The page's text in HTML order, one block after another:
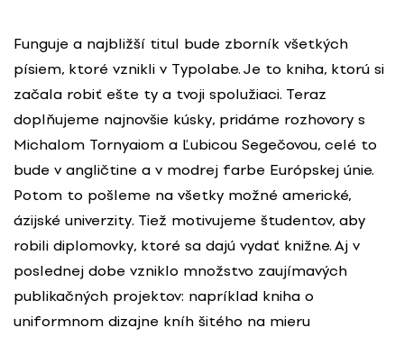
Funguje a najbližší titul bude zborník všetkých
písiem, ktoré vznikli v Typolabe. Je to kniha, ktorú si
začala robiť ešte ty a tvoji spolužiaci. Teraz
doplňujeme najnovšie kúsky, pridáme rozhovory s
Michalom Tornyaiom a Ľubicou Segečovou, celé to
bude v angličtine a v modrej farbe Európskej únie.
Potom to pošleme na všetky možné americké,
ázijské univerzity. Tiež motivujeme študentov, aby
robili diplomovky, ktoré sa dajú vydať knižne. Aj v
poslednej dobe vzniklo množstvo zaujímavých
publikačných projektov: napríklad kniha o
uniformnom dizajne kníh šitého na mieru